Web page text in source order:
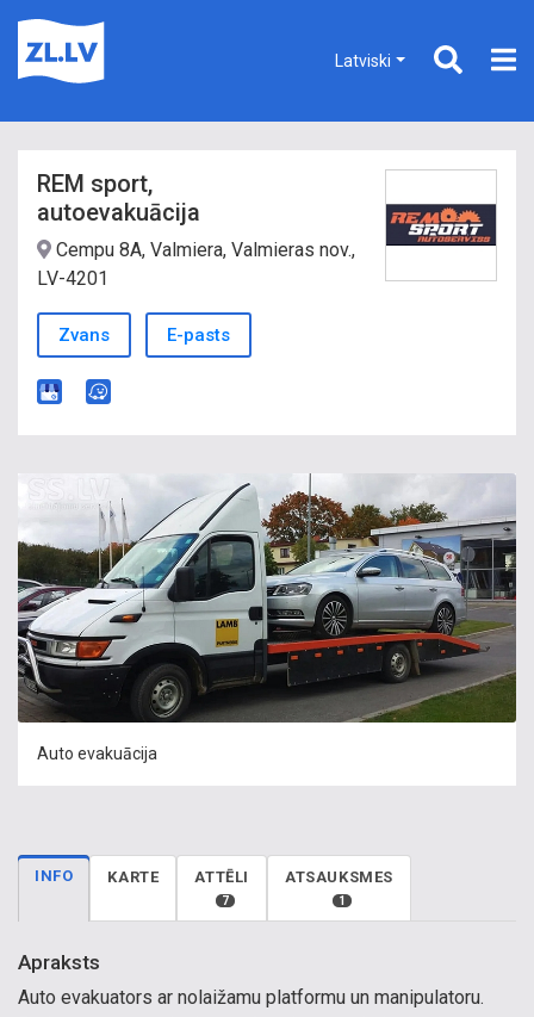
Latviski
REM sport,
autoevakuācija
Cempu 8A, Valmiera, Valmieras nov.,
LV-4201
Zvans E-pasts
Auto evakuācija
INFO KARTE ATTĒLI
7
ATSAUKSMES
1
Apraksts
Auto evakuators ar nolaižamu platformu un manipulatoru.